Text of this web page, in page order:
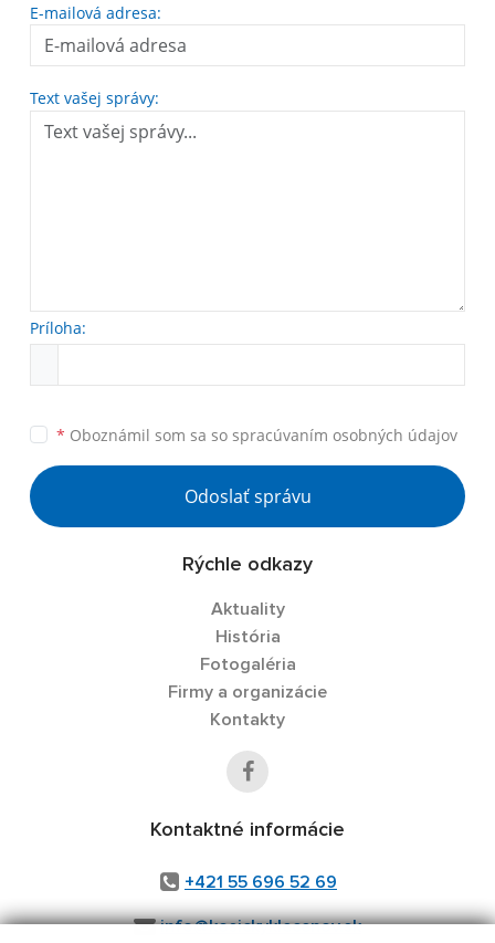
E-mailová adresa:
Text vašej správy:
Príloha:
* Oboznámil som sa so spracúvaním osobných údajov
Odoslať správu
Rýchle odkazy
Aktuality
História
Fotogaléria
Firmy a organizácie
Kontakty
Kontaktné informácie
+421 55 696 52 69
info@kosickyklecenov.sk